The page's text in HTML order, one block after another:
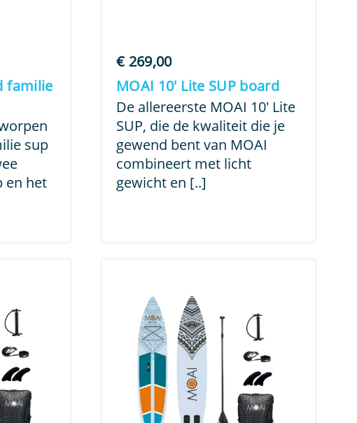
familie
sup
en het
€269,00
MOAI 10′ Lite SUP board
De allereerste MOAI 10′ Lite
SUP, die de kwaliteit die je
gewend bent van MOAI
combineert met licht
gewicht en [..]